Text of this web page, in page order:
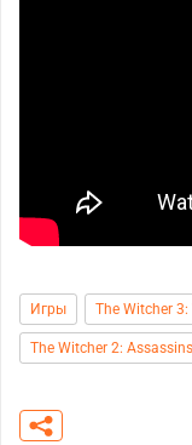
Игры The Witcher
The Witcher 2: